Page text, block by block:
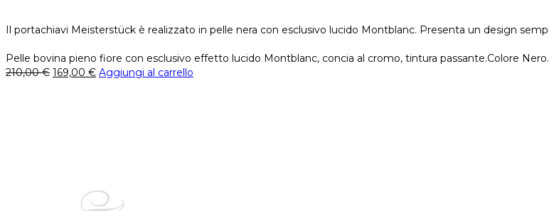
Il portachiavi Meisterstück è realizzato in pelle nera con esclusivo lucido Montblanc. Presenta un design
Pelle bovina pieno fiore con esclusivo effetto lucido Montblanc, concia al cromo, tintura passante.Colore
210,00€ 169,00 € Aggiungi al carrello